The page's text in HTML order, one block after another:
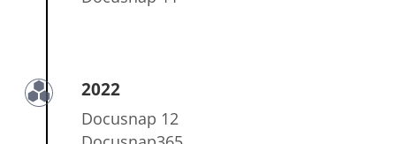
2022
Docusnap 12